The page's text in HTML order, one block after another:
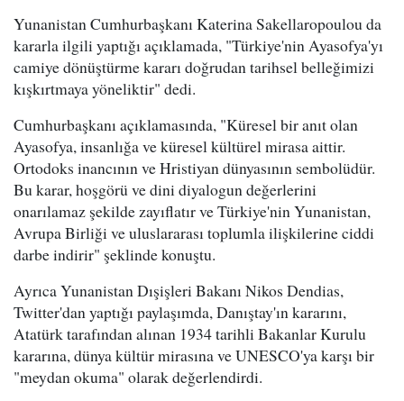
Yunanistan Cumhurbaşkanı Katerina Sakellaropoulou da
kararla ilgili yaptığı açıklamada, "Türkiye'nin Ayasofya'yı
camiye dönüştürme kararı doğrudan tarihsel belleğimizi
kışkırtmaya yöneliktir" dedi.
Cumhurbaşkanı açıklamasında, "Küresel bir anıt olan
Ayasofya, insanlığa ve küresel kültürel mirasa aittir.
Ortodoks inancının ve Hristiyan dünyasının sembolüdür.
Bu karar, hoşgörü ve dini diyalogun değerlerini
onarılamaz şekilde zayıflatır ve Türkiye'nin Yunanistan,
Avrupa Birliği ve uluslararası toplumla ilişkilerine ciddi
darbe indirir" şeklinde konuştu.
Ayrıca Yunanistan Dışişleri Bakanı Nikos Dendias,
Twitter'dan yaptığı paylaşımda, Danıştay'ın kararını,
Atatürk tarafından alınan 1934 tarihli Bakanlar Kurulu
kararına, dünya kültür mirasına ve UNESCO'ya karşı bir
"meydan okuma" olarak değerlendirdi.